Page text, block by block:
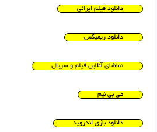
دانلود فیلم ایرانی
دانلود ریمیکس
تماشای آنلاین فیلم و سریال
می بی نیم
دانلود بازی اندروید